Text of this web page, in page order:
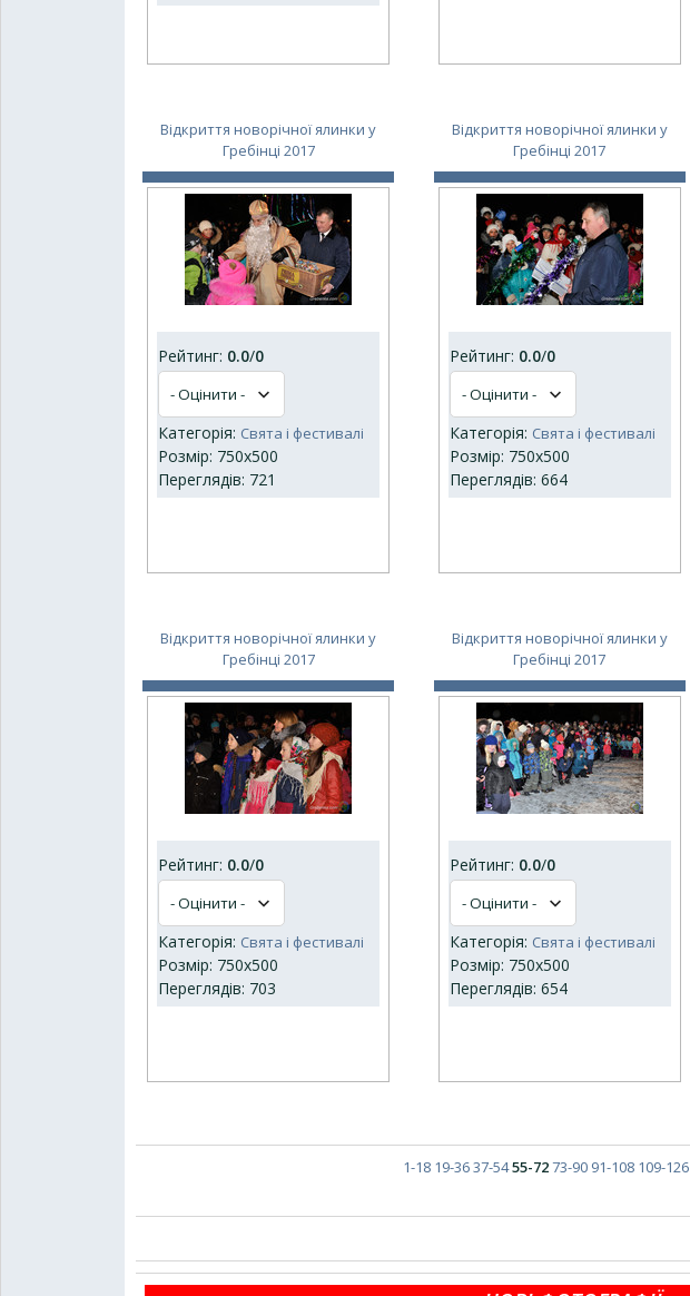
Відкриття новорічної ялинки у
Гребінці 2017
Рейтинг: 0.0/0
Категорія: Свята і фестивалі
Розмір: 750x500
Переглядів: 721
Відкриття новорічної ялинки у
Гребінці 2017
Рейтинг: 0.0/0
Категорія: Свята і фестивалі
Розмір: 750x500
Переглядів: 664
Відкриття новорічної ялинки у
Гребінці 2017
Рейтинг: 0.0/0
Категорія: Свята і фестивалі
Розмір: 750x500
Переглядів: 703
Відкриття новорічної ялинки у
Гребінці 2017
Рейтинг: 0.0/0
Категорія: Свята і фестивалі
Розмір: 750x500
Переглядів: 654
1-18 19-3637-5455-7273-90 91-108 109-126